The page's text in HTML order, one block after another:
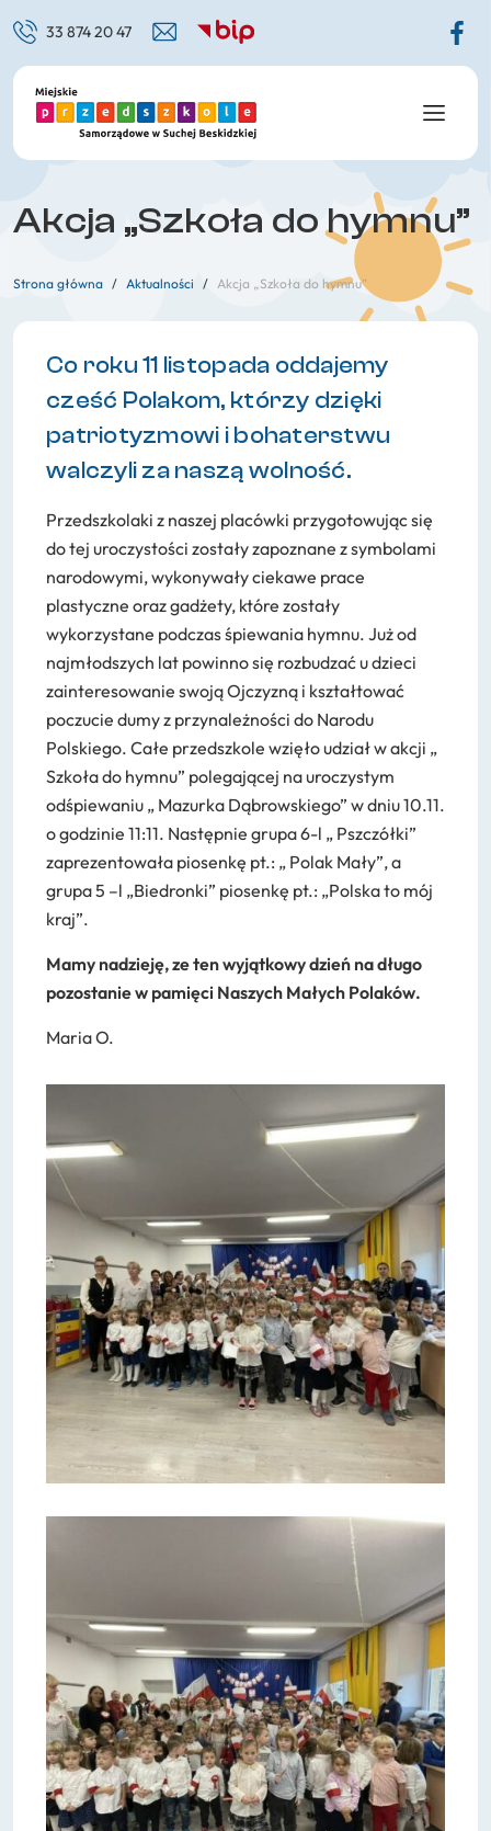
33 874 20 47
Akcja „Szkoła do hymnu”
Strona główna / Aktualności / Akcja „Szkoła do hymnu”
Co roku 11 listopada oddajemy
cześć Polakom, którzy dzięki
patriotyzmowi i bohaterstwu
walczyli za naszą wolność.
Przedszkolaki z naszej placówki przygotowując się
do tej uroczystości zostały zapoznane z symbolami
narodowymi, wykonywały ciekawe prace
plastyczne oraz gadżety, które zostały
wykorzystane podczas śpiewania hymnu. Już od
najmłodszych lat powinno się rozbudzać u dzieci
zainteresowanie swoją Ojczyzną i kształtować
poczucie dumy z przynależności do Narodu
Polskiego. Całe przedszkole wzięło udział w akcji „
Szkoła do hymnu” polegającej na uroczystym
odśpiewaniu „ Mazurka Dąbrowskiego” w dniu 10.11.
o godzinie 11:11. Następnie grupa 6-l „ Pszczółki”
zaprezentowała piosenkę pt.: „ Polak Mały”, a
grupa 5 –l „Biedronki” piosenkę pt.: „Polska to mój
kraj”.
Mamy nadzieję, ze ten wyjątkowy dzień na długo
pozostanie w pamięci Naszych Małych Polaków.
Maria O.
Standardy ochrony małoletnich
Rada rodziców
Innowacje/Projekty
Zajęcia dodatkowe
Materiały dydaktyczne
Przetargi
Organ prowadzący
Deklaracja dostępności
Grupa Motylki
Grupa Biedronki
Grupa Zajączki
Grupa Pszczółki